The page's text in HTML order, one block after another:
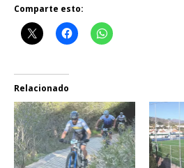
Comparte esto:
Relacionado